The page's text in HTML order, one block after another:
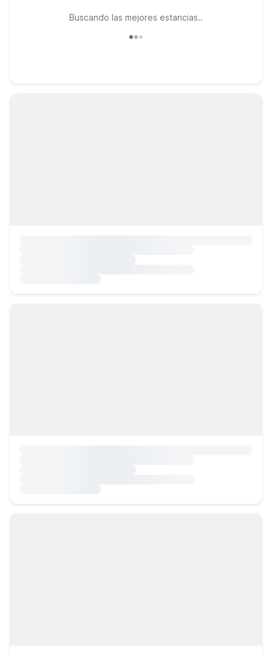
Buscando las mejores estancias..